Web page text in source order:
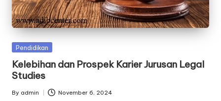
Posted
Pendidikan
Kelebihan dan Prospek Karier Jurusan Legal
Studies
Posted
By admin November 6, 2024